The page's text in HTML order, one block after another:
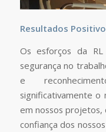
Resultados
Os esforços da
segurança no
e
significativamente o
em nossos projetos,
confiança dos